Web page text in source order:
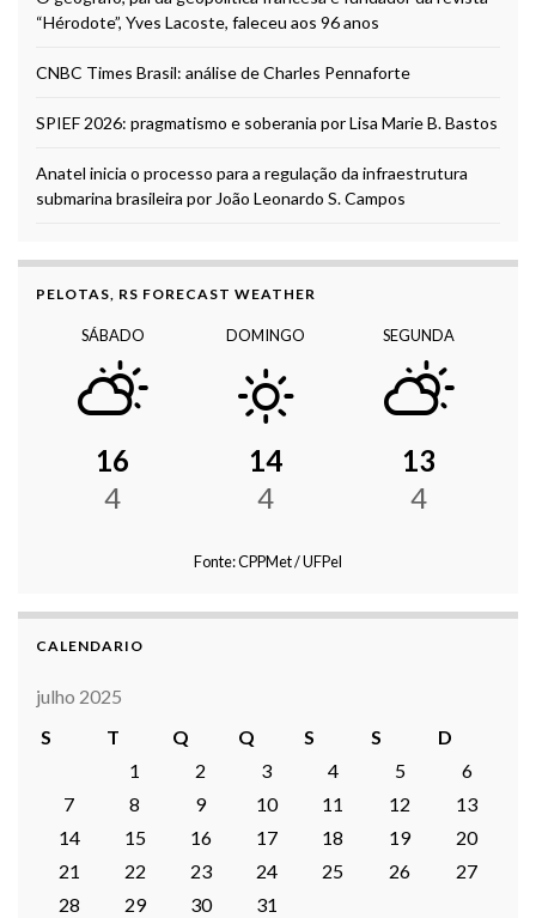
“Hérodote”, Yves Lacoste, faleceu aos 96 anos
CNBC Times Brasil: análise de Charles Pennaforte
SPIEF 2026: pragmatismo e soberania por Lisa Marie B. Bastos
Anatel inicia o processo para a regulação da infraestrutura
submarina brasileira por João Leonardo S. Campos
PELOTAS, RS FORECAST WEATHER
SÁBADO
16
4
DOMINGO
14
4
SEGUNDA
13
4
Fonte: CPPMet / UFPel
CALENDARIO
julho 2025
S
T Q Q S S
D
1
2 3 4 5
6
7
8 9 10 11 12
13
14
15 16 17 18 19
20
21
22 23 24 25 26
27
28
29 30
31